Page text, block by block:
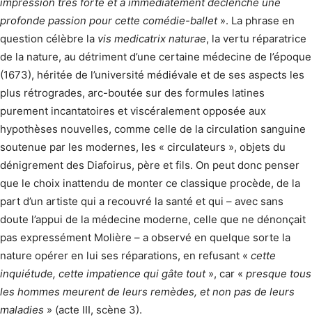
profonde passion pour cette comédie-ballet ». La phrase en
question célèbre la vis medicatrix naturae, la vertu réparatrice
de la nature, au détriment d’une certaine médecine de l’époque
(1673), héritée de l’université médiévale et de ses aspects les
plus rétrogrades, arc-boutée sur des formules latines
purement incantatoires et viscé­ralement opposée aux
hypothèses nouvelles, comme celle de la circulation sanguine
soutenue par les modernes, les « circulateurs », objets du
dénigrement des Diafoirus, père et fils. On peut donc penser
que le choix inattendu de monter ce classique procède, de la
part d’un artiste qui a recouvré la santé et qui – avec sans
doute l’appui de la médecine moderne, celle que ne dénonçait
pas expressément Molière – a observé en quelque sorte la
nature opérer en lui ses réparations, en refusant « cette
inquiétude, cette impatience qui gâte tout», car « presque tous
les hommes meurent de leurs remèdes, et non pas de leurs
maladies » (acte III, scène 3).